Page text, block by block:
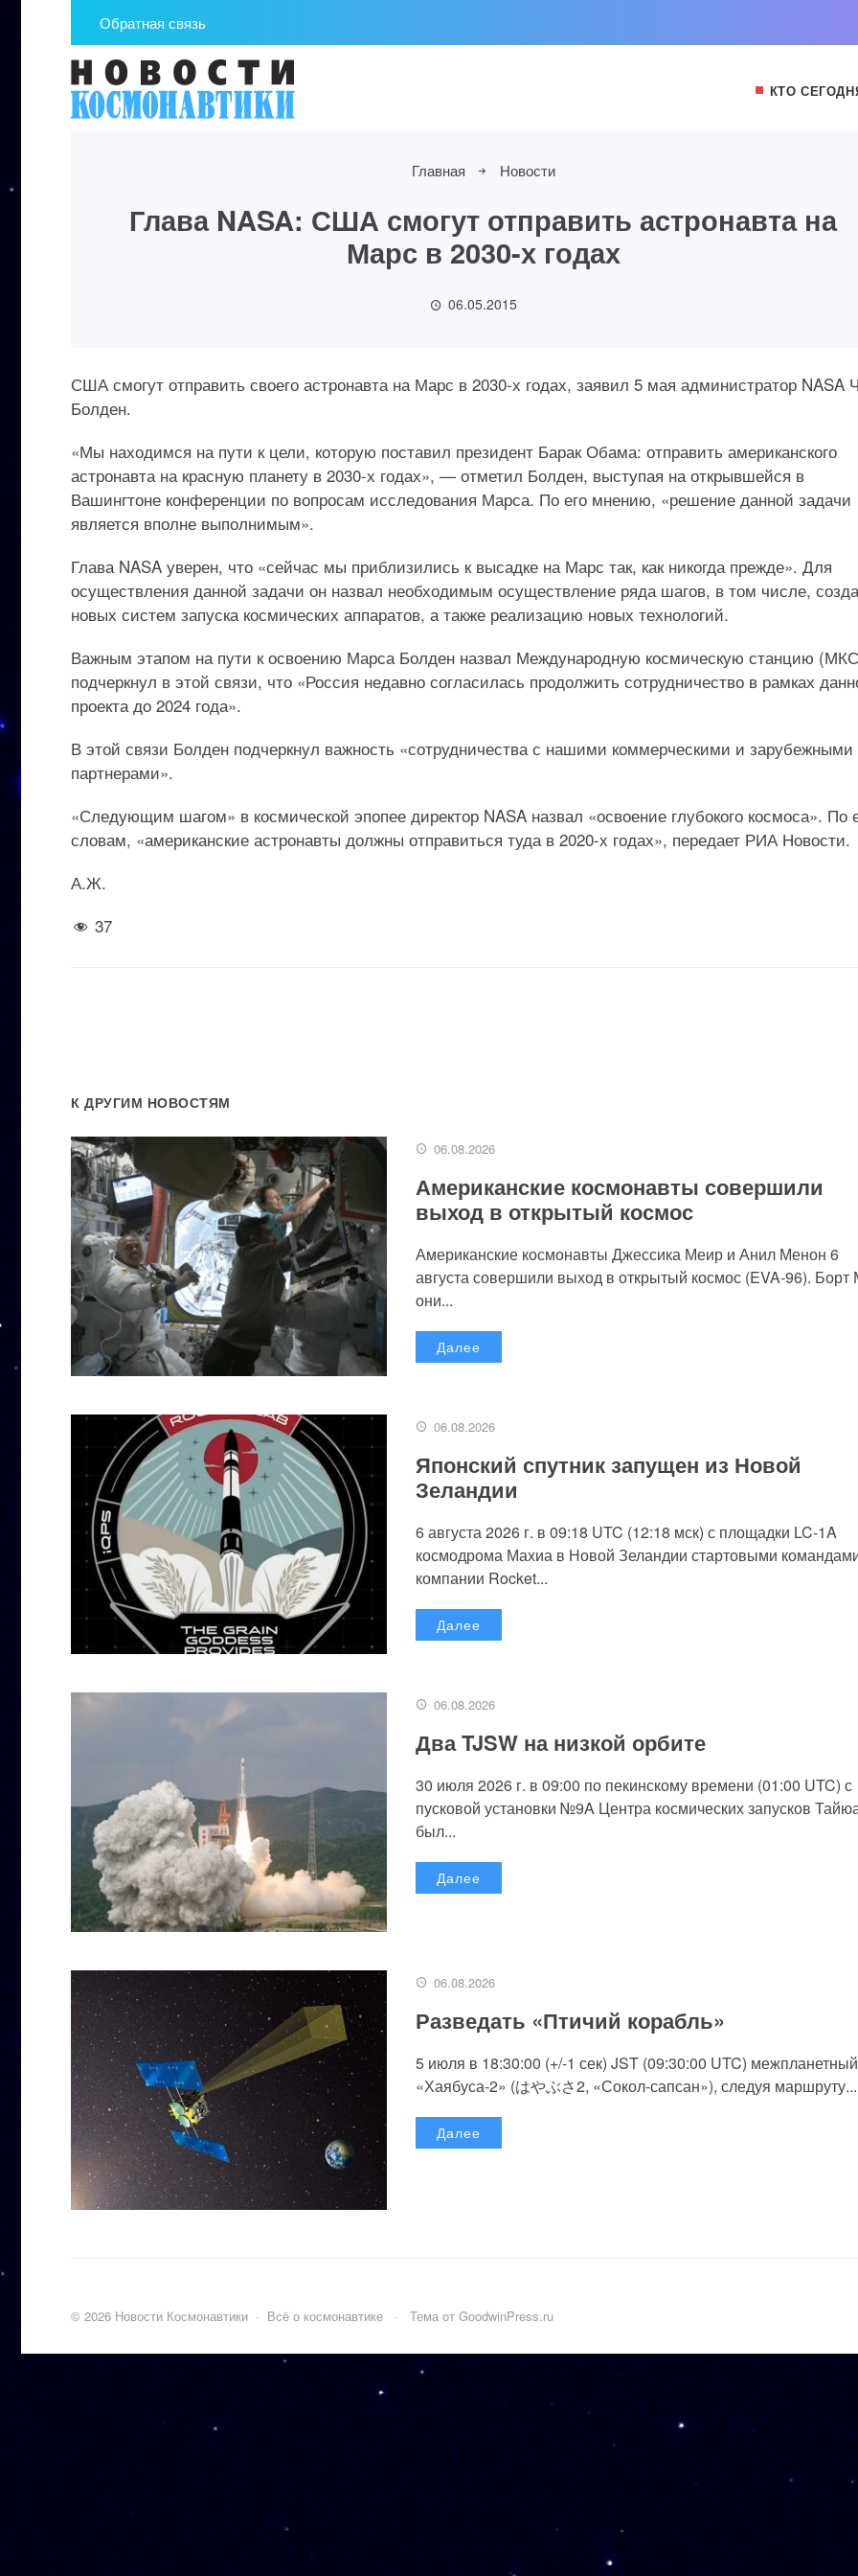
Обратная связь
КТО
Главная Новости
Глава NASA: США смогут отправить астронавта на
Марс в 2030-х годах
06.05.2015
США смогут отправить своего астронавта на Марс в 2030-х годах, заявил 5 мая администратор NASA
Болден.
«Мы находимся на пути к цели, которую поставил президент Барак Обама: отправить американского
астронавта на красную планету в 2030-х годах», — отметил Болден, выступая на открывшейся в
Вашингтоне конференции по вопросам исследования Марса. По его мнению, «решение данной задачи
является вполне выполнимым».
Глава NASA уверен, что «сейчас мы приблизились к высадке на Марс так, как никогда прежде». Для
осуществления данной задачи он назвал необходимым осуществление ряда шагов, в том числе,
новых систем запуска космических аппаратов, а также реализацию новых технологий.
Важным этапом на пути к освоению Марса Болден назвал Международную космическую станцию
подчеркнул в этой связи, что «Россия недавно согласилась продолжить сотрудничество в рамках
проекта до 2024 года».
В этой связи Болден подчеркнул важность «сотрудничества с нашими коммерческими и зарубежными
партнерами».
«Следующим шагом» в космической эпопее директор NASA назвал «освоение глубокого космоса». По
словам, «американские астронавты должны отправиться туда в 2020-х годах», передает РИА Новости.
А.Ж.
37
К ДРУГИМ НОВОСТЯМ
06.08.2026
Американские космонавты совершили
выход в открытый космос
Американские космонавты Джессика Меир и Анил Менон 6
августа совершили выход в открытый космос (EVA-96).
они...
Далее
06.08.2026
Японский спутник запущен из Новой
Зеландии
6 августа 2026 г. в 09:18 UTC (12:18 мск) с площадки LC-1A
космодрома Махиа в Новой Зеландии стартовыми
компании Rocket...
Далее
06.08.2026
Два TJSW на низкой орбите
30 июля 2026 г. в 09:00 по пекинскому времени (01:00 UTC) с
пусковой установки №9A Центра космических запусков
был...
Далее
06.08.2026
Разведать «Птичий корабль»
5 июля в 18:30:00 (+/-1 сек) JST (09:30:00 UTC)
«Хаябуса-2» (はやぶさ2, «Сокол-сапсан»), следуя маршруту...
Далее
© 2026 Новости Космонавтики · Всё о космонавтике · Тема от GoodwinPress.ru